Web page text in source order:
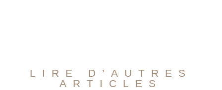
LIRE D’AUTRES
ARTICLES